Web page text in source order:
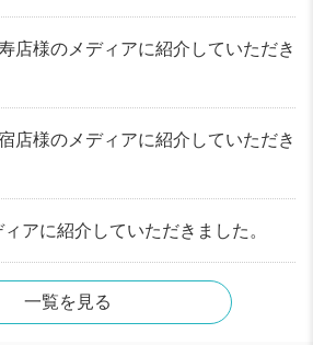
店様のメディアに紹介していただき
店様のメディアに紹介していただき
アに紹介していただきました。
一覧を見る